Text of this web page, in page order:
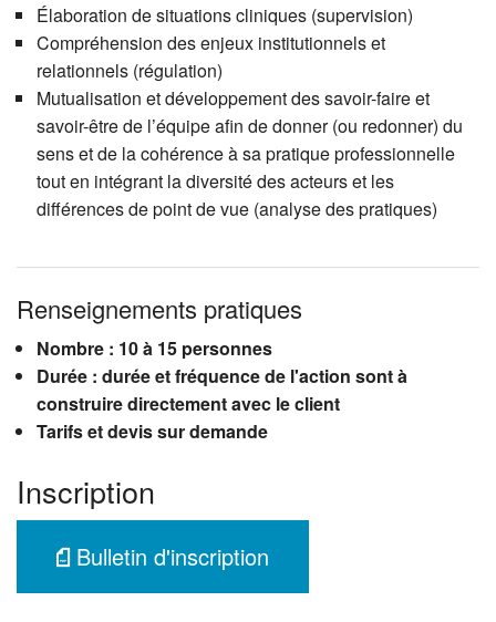
Élaboration de situations cliniques (supervision)
Compréhension des enjeux institutionnels et
relationnels (régulation)
Mutualisation et développement des savoir-faire et
savoir-être de l’équipe afin de donner (ou redonner) du
sens et de la cohérence à sa pratique professionnelle
tout en intégrant la diversité des acteurs et les
différences de point de vue (analyse des pratiques)
Renseignements pratiques
Nombre : 10 à 15 personnes
Durée : durée et fréquence de l'action sont à
construire directement avec le client
Tarifs et devis sur demande
Inscription
Bulletin d'inscription